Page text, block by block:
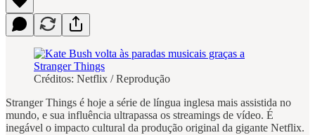
Créditos: Netflix / Reprodução
Stranger Things é hoje a série de língua inglesa mais assistida no
mundo, e sua influência ultrapassa os streamings de vídeo. É
inegável o impacto cultural da produção original da gigante Netflix.